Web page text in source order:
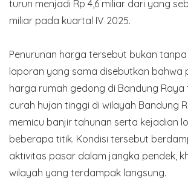
turun menjadi Rp 4,6 miliar dari yang
miliar pada kuartal IV 2025.
Penurunan harga tersebut bukan
laporan yang sama disebutkan bahwa
harga rumah gedong di Bandung
curah hujan tinggi di wilayah Bandung
memicu banjir tahunan serta kejadian
beberapa titik. Kondisi tersebut
aktivitas pasar dalam jangka pendek,
wilayah yang terdampak langsung.